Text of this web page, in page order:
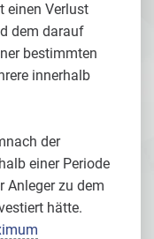
einen Verlust
dem darauf
bestimmten
innerhalb
der
einer Periode
Anleger zu dem
hätte.